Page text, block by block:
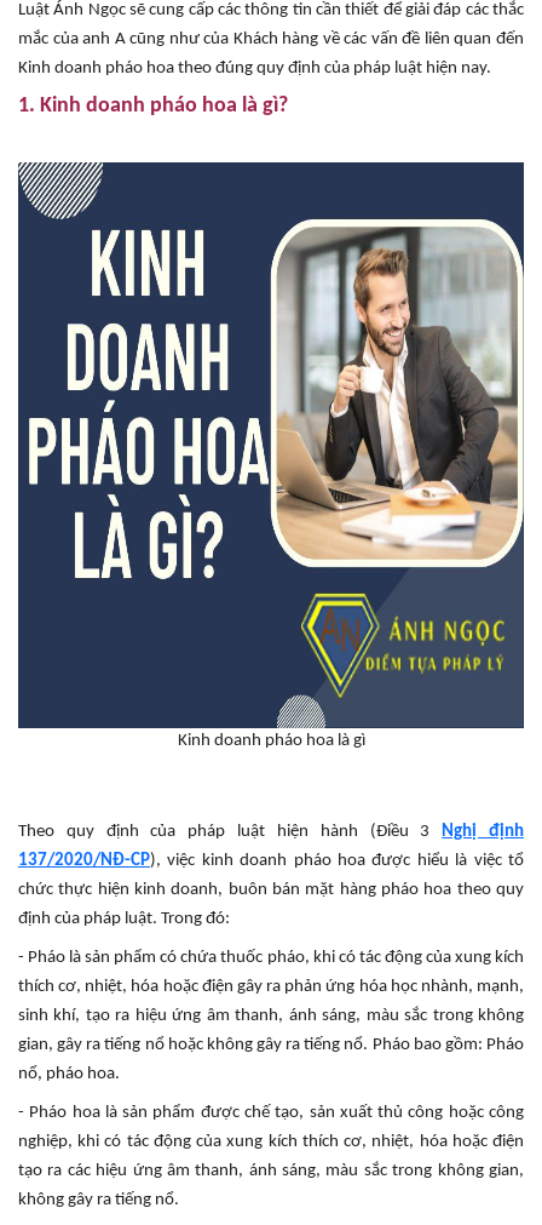
Luật Ánh Ngọc sẽ cung cấp các thông tin cần thiết để giải đáp các thắc
mắc của anh A cũng như của Khách hàng về các vấn đề liên quan đến
Kinh doanh pháo hoa theo đúng quy định của pháp luật hiện nay.
1. Kinh doanh pháo hoa là gì?
Kinh doanh pháo hoa là gì
Theo quy định của pháp luật hiện hành (Điều 3Nghị định
137/2020/NĐ-CP), việc kinh doanh pháo hoa được hiểu là việc tổ
chức thực hiện kinh doanh, buôn bán mặt hàng pháo hoa theo quy
định của pháp luật. Trong đó:
- Pháo là sản phẩm có chứa thuốc pháo, khi có tác động của xung kích
thích cơ, nhiệt, hóa hoặc điện gây ra phản ứng hóa học nhành, mạnh,
sinh khí, tạo ra hiệu ứng âm thanh, ánh sáng, màu sắc trong không
gian, gây ra tiếng nổ hoặc không gây ra tiếng nổ. Pháo bao gồm: Pháo
nổ, pháo hoa.
- Pháo hoa là sản phẩm được chế tạo, sản xuất thủ công hoặc công
nghiệp, khi có tác động của xung kích thích cơ, nhiệt, hóa hoặc điện
tạo ra các hiệu ứng âm thanh, ánh sáng, màu sắc trong không gian,
không gây ra tiếng nổ.